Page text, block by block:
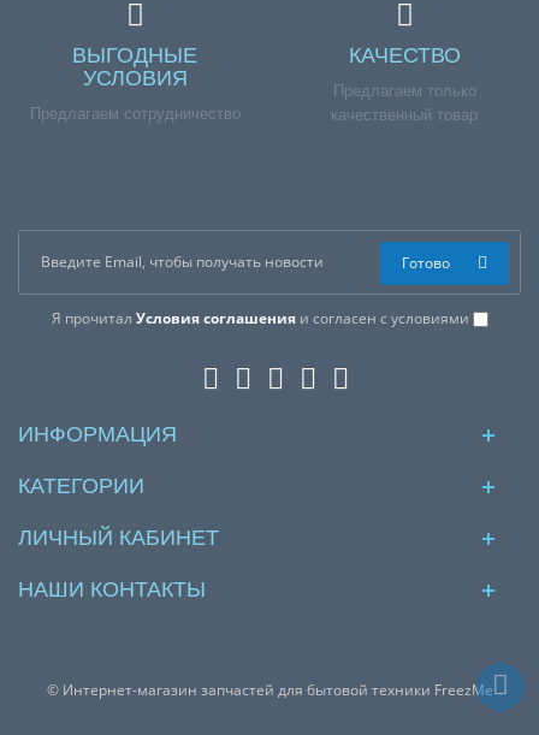
ВЫГОДНЫЕ
УСЛОВИЯ
Предлагаем сотрудничество
КАЧЕСТВО
Предлагаем только
качественный товар
Я прочитал Условия соглашенияи согласен с условиями
Готово
ИНФОРМАЦИЯ
КАТЕГОРИИ
ЛИЧНЫЙ КАБИНЕТ
НАШИ КОНТАКТЫ
© Интернет-магазин запчастей для бытовой техники FreezMe